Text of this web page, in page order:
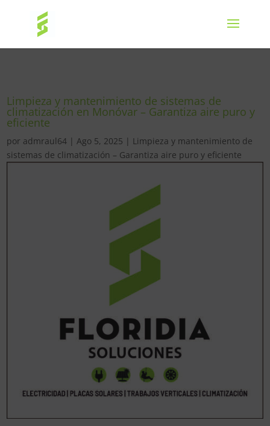
Limpieza y mantenimiento de sistemas de
climatización en Monóvar – Garantiza aire puro y
eficiente
por admraul64 |Ago 5, 2025 | Limpieza y mantenimiento de
sistemas de climatización – Garantiza aire puro y eficiente